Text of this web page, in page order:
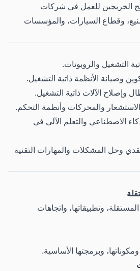
الخريجين للعمل في شركات
وقطاع السيارات، والمؤسسات
التشغيل والروبوتات.
وصيانة الأنظمة ذاتية التشغيل.
وإصلاح الآلات ذاتية التشغيل.
والمحركات وأنظمة التحكم.
الاصطناعي والتعلم الآلي في
وحل المشكلات والمهارات التقنية
وتطبيقاتها، واتجاهات
وبرمجتها الأساسية.